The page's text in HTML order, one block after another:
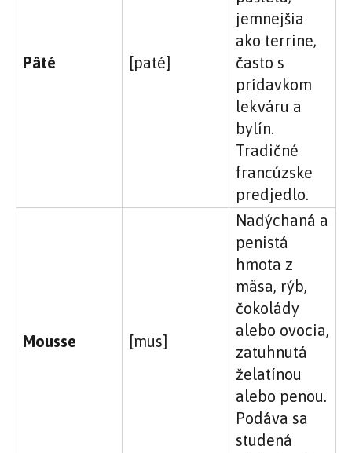
Pâté [paté]
jemnejšia
ako terrine,
často s
prídavkom
lekváru a
bylín.
Tradičné
francúzske
predjedlo.
Mousse [mus]
Nadýchaná a
penistá
hmota z
mäsa, rýb,
čokolády
alebo ovocia,
zatuhnutá
želatínou
alebo penou.
Podáva sa
studená